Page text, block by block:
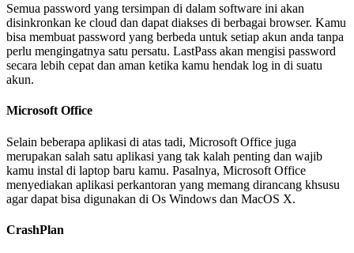
Semua password yang tersimpan di dalam software ini akan
disinkronkan ke cloud dan dapat diakses di berbagai browser. Kamu
bisa membuat password yang berbeda untuk setiap akun anda tanpa
perlu mengingatnya satu persatu. LastPass akan mengisi password
secara lebih cepat dan aman ketika kamu hendak log in di suatu
akun.
Microsoft Office
Selain beberapa aplikasi di atas tadi, Microsoft Office juga
merupakan salah satu aplikasi yang tak kalah penting dan wajib
kamu instal di laptop baru kamu. Pasalnya, Microsoft Office
menyediakan aplikasi perkantoran yang memang dirancang khsusu
agar dapat bisa digunakan di Os Windows dan MacOS X.
CrashPlan